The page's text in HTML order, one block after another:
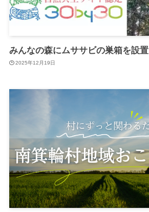
みんなの森にムササビの巣箱を設
2025年12月19日